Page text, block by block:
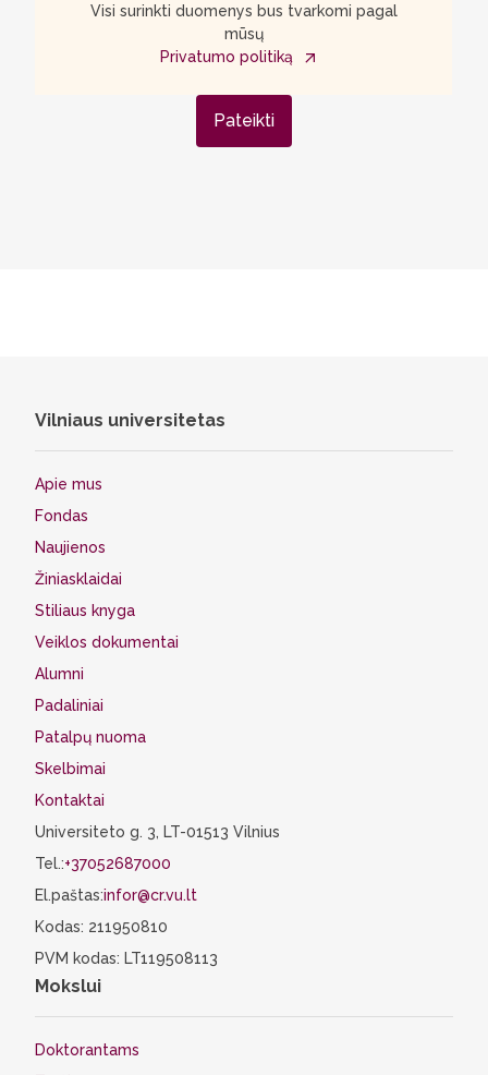
Visi surinkti duomenys bus tvarkomi pagal
mūsų
Privatumo politiką
Pateikti
Vilniaus universitetas
Apie mus
Fondas
Naujienos
Žiniasklaidai
Stiliaus knyga
Veiklos dokumentai
Alumni
Padaliniai
Patalpų nuoma
Skelbimai
Kontaktai
Universiteto g. 3, LT-01513 Vilnius
Tel.:+37052687000
El.paštas:infor@cr.vu.lt
Kodas: 211950810
PVM kodas: LT119508113
Mokslui
Doktorantams